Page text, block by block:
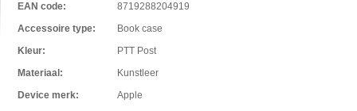
EAN code:
8719288204919
Accessoire type:
Book case
Kleur:
PTT Post
Materiaal:
Kunstleer
Device merk:
Apple